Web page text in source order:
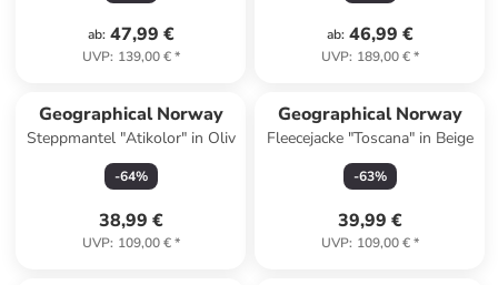
ab: 47,99 €
UVP: 139,00 €*
ab: 46,99 €
UVP: 189,00 €*
Geographical Norway
Steppmantel "Atikolor" in Oliv
-64%
38,99 €
UVP: 109,00 €*
Geographical Norway
Fleecejacke "Toscana" in Beige
-63%
39,99 €
UVP: 109,00 €*